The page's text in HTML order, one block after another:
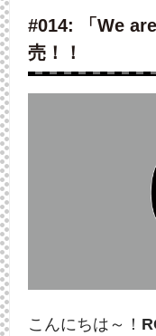
#014: 「We
売！！
こんにちは～！